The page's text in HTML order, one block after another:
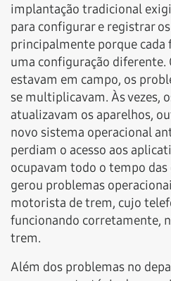
implantação tradicional
para configurar e registrar
principalmente porque cada
uma configuração
estavam em campo, os
se multiplicavam. Às vezes,
atualizavam os aparelhos,
novo sistema operacional
perdiam o acesso aos
ocupavam todo o tempo das
gerou problemas
motorista de trem, cujo
funcionando corretamente,
trem.
Além dos problemas no